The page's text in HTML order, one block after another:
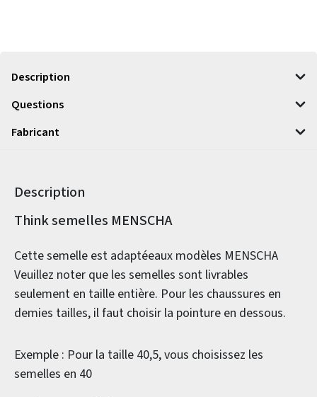
Description
Questions
Fabricant
Description
Informations sur le produit
Think semelles MENSCHA
Cette semelle est adaptéeaux modèles MENSCHA
Veuillez noter que les semelles sont livrables
seulement en taille entière. Pour les chaussures en
demies tailles, il faut choisir la pointure en dessous.
Exemple : Pour la taille 40,5, vous choisissez les
semelles en 40